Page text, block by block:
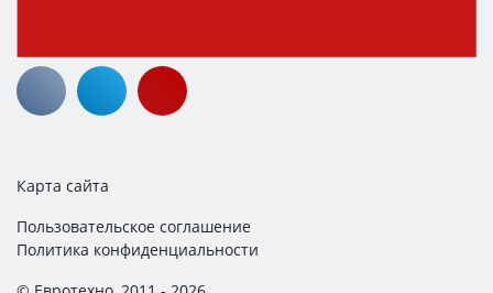
Карта сайта
Пользовательское соглашение
Политика конфиденциальности